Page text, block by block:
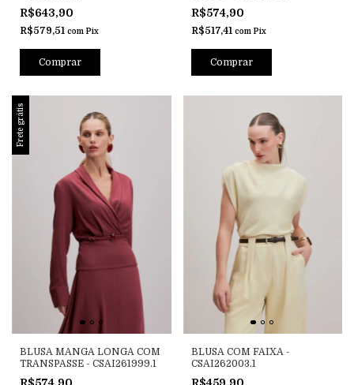
R$643,90
R$579,51 com Pix
Comprar
R$574,90
R$517,41 com Pix
Comprar
Frete grátis
BLUSA MANGA LONGA COM
TRANSPASSE - CSAI261999.1
BLUSA COM FAIXA -
CSAI262003.1